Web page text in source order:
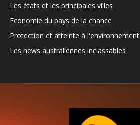
Les états et les principales villes
Economie du pays de la chance
Protection et atteinte à l'environnement
Les news australiennes inclassables